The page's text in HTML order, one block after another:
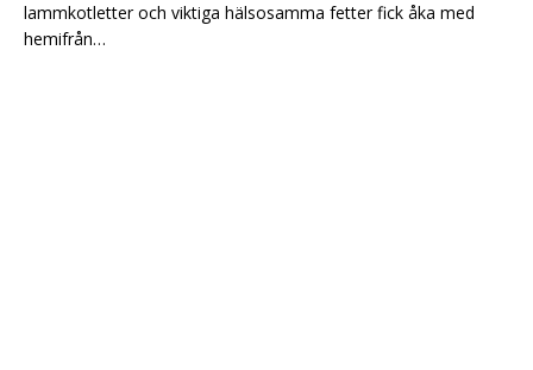
lammkotletter och viktiga hälsosamma fetter fick åka med
hemifrån…